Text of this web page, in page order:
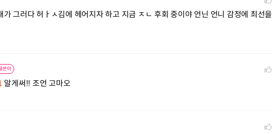
가 그러다 허ㅏㅅ김에 헤어지자 하고 지금 ㅈㄴ 후회 중이야 언닌 언니 감정에 최선을
쓴이
알게써!! 조언 고마오